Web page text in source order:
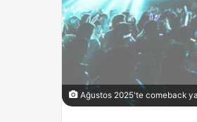
Ağustos 2025'te comeback